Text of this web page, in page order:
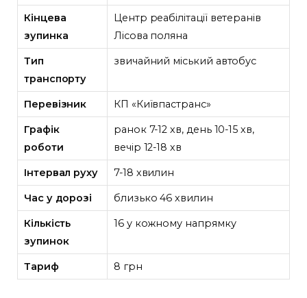
Кінцева
зупинка
Центр реабілітації ветеранів
Лісова поляна
Тип
транспорту
звичайний міський автобус
Перевізник КП «Київпастранс»
Графік
роботи
ранок 7-12 хв, день 10-15 хв,
вечір 12-18 хв
Інтервал руху 7-18 хвилин
Час у дорозі близько 46 хвилин
Кількість
зупинок
16 у кожному напрямку
Тариф 8 грн